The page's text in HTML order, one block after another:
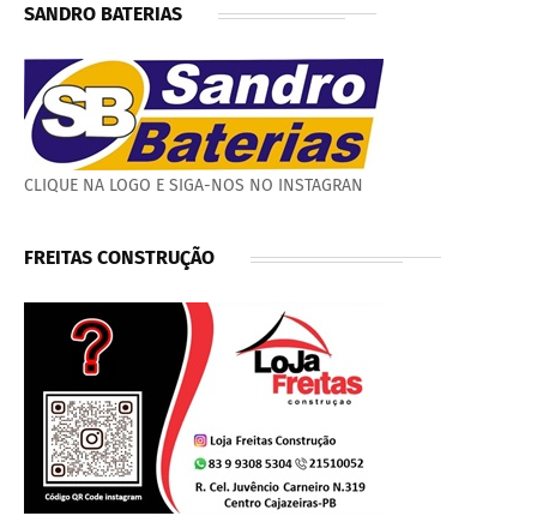
SANDRO BATERIAS
CLIQUE NA LOGO E SIGA-NOS NO INSTAGRAN
FREITAS CONSTRUÇÃO